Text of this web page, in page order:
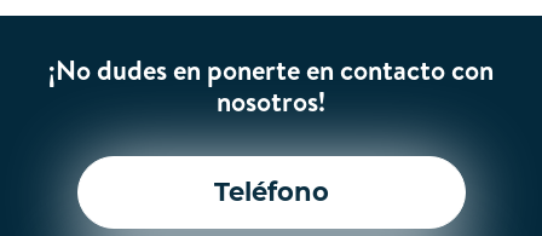
¡No dudes en ponerte en contacto con
nosotros!
Teléfono